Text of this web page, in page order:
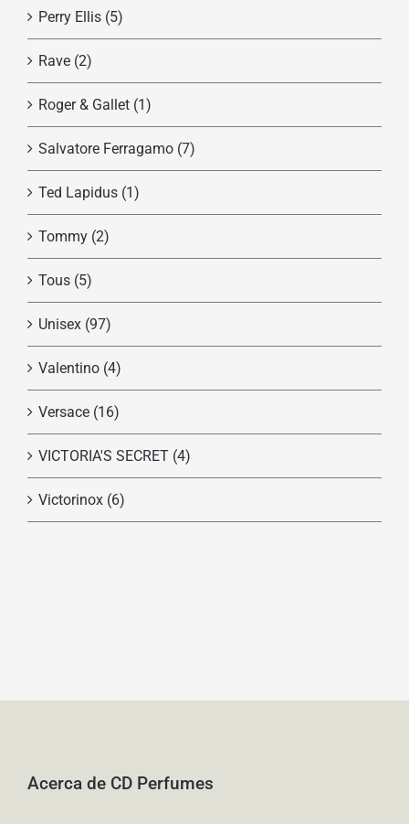
Perry Ellis (5)
Rave (2)
Roger & Gallet (1)
Salvatore Ferragamo (7)
Ted Lapidus (1)
Tommy (2)
Tous (5)
Unisex (97)
Valentino (4)
Versace (16)
VICTORIA'S SECRET (4)
Victorinox (6)
Acerca de CD Perfumes